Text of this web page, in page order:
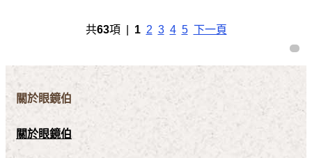
共63項 | 1 2 3 4 5 下一頁
關於眼鏡伯
關於眼鏡伯